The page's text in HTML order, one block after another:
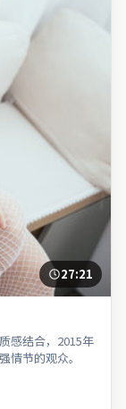
27:21
感结合，2015年
情节的观众。